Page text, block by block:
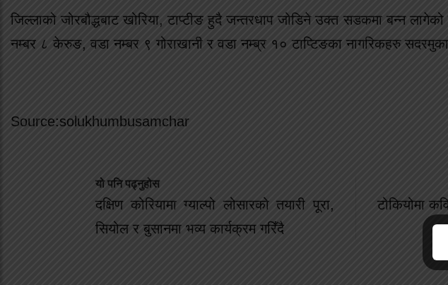
जिल्लाको जोरबौद्धबाट खोरिया, टाप्टीङ हुदै जन्तरधाप जोडिने उक्त सडकमा बन्न
नम्बर ८ केरुङ, वडा नम्बर ९ गोराखानी र वडा नम्ब्र १० टाप्टिङका नागरिकहरु
Source:solukhumbusamchar
यो पनि पढ्नुहोस
दक्षिण कोरियामा ग्याल्पो लोसारको तयारी पूरा,
सियोल र बुसानमा भव्य कार्यक्रम गरिँदै
टोकियोमा